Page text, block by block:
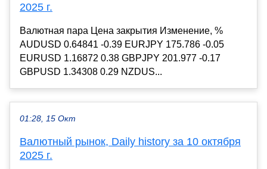
2025 г.
Валютная пара Цена закрытия Изменение, %
AUDUSD 0.64841 -0.39 EURJPY 175.786 -0.05
EURUSD 1.16872 0.38 GBPJPY 201.977 -0.17
GBPUSD 1.34308 0.29 NZDUS...
01:28, 15 Окт
Валютный рынок, Daily history за 10 октября
2025 г.